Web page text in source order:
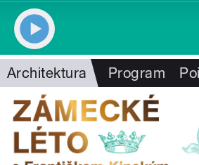
Architektura Program